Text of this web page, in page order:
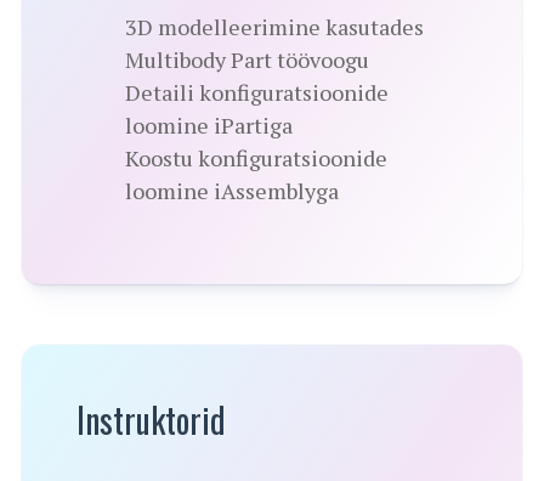
3D modelleerimine kasutades
Multibody Part töövoogu
Detaili konfiguratsioonide
loomine iPartiga
Koostu konfiguratsioonide
loomine iAssemblyga
Instruktorid